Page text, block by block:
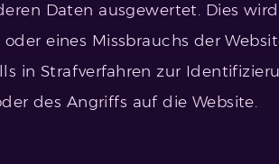
Daten ausgewertet. Dies
eines Missbrauchs der
in Strafverfahren zur
des Angriffs auf die Website.